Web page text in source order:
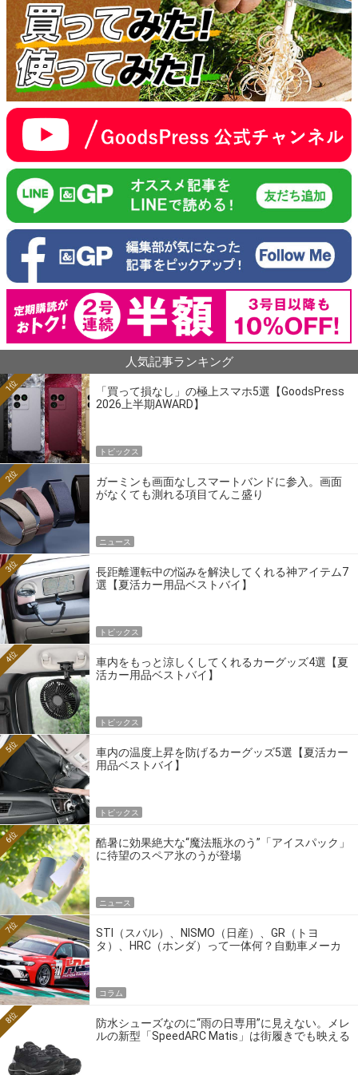
人気記事ランキング
「買って損なし」の極上スマホ5選【GoodsPress
2026上半期AWARD】
1位
トピックス
ガーミンも画面なしスマートバンドに参入。画面
がなくても測れる項目てんこ盛り
2位
ニュース
長距離運転中の悩みを解決してくれる神アイテム7
選【夏活カー用品ベストバイ】
3位
トピックス
車内をもっと涼しくしてくれるカーグッズ4選【夏
活カー用品ベストバイ】
4位
トピックス
車内の温度上昇を防げるカーグッズ5選【夏活カー
用品ベストバイ】
5位
トピックス
酷暑に効果絶大な“魔法瓶氷のう”「アイスパック」
に待望のスペア氷のうが登場
6位
ニュース
STI（スバル）、NISMO（日産）、GR（トヨ
タ）、HRC（ホンダ）って一体何？自動車メーカ
7位
コラム
防水シューズなのに“雨の日専用”に見えない。メレ
ルの新型「SpeedARC Matis」は街履きでも映える
8位